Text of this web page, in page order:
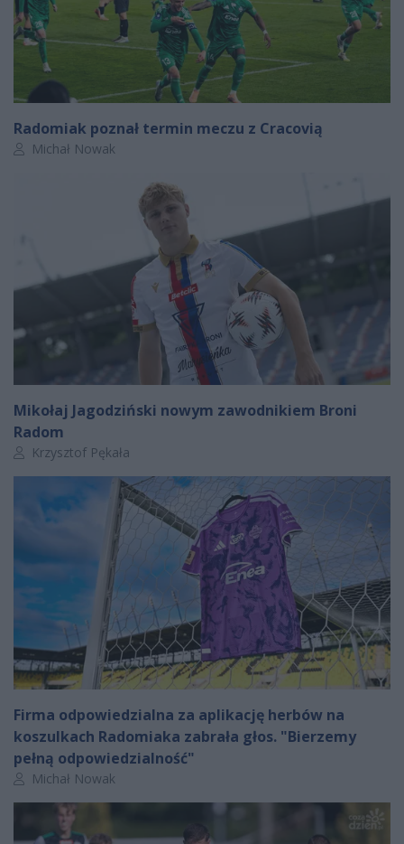
Radomiak poznał termin meczu z Cracovią
Autor artykułu:
Michał Nowak
Mikołaj Jagodziński nowym zawodnikiem Broni
Radom
Autor artykułu:
Krzysztof Pękała
Firma odpowiedzialna za aplikację herbów na
koszulkach Radomiaka zabrała głos. "Bierzemy
pełną odpowiedzialność"
Autor artykułu:
Michał Nowak